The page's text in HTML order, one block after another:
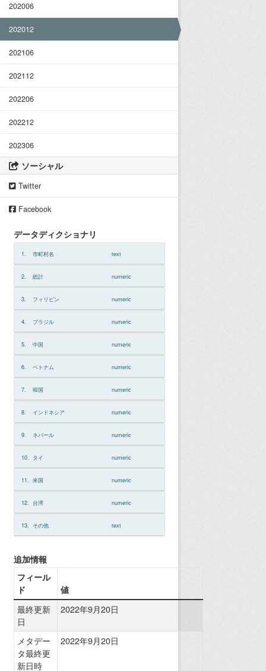
202006
202012
202106
202112
202206
202212
202306
ソーシャル
Twitter
Facebook
データディクショナリ
1. 市町村名 text
2. 総計 numeric
3. フィリピン numeric
4. ブラジル numeric
5. 中国 numeric
6. ベトナム numeric
7. 韓国 numeric
8. インドネシア numeric
9. ネパール numeric
10. タイ numeric
11. 米国 numeric
12. 台湾 numeric
13. その他 text
追加情報
フィール
ド
値
最終更新
日
2022年9月20日
メタデー
タ最終更
新日時
2022年9月20日